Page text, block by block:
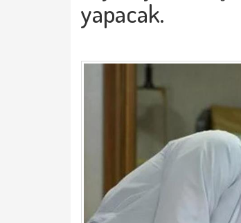
yapacak.